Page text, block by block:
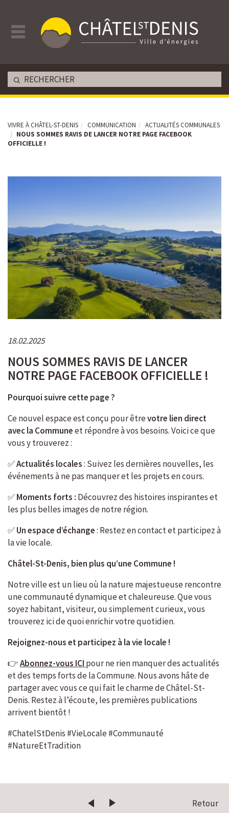
VIVRE À CHÂTEL-ST-DENIS COMMUNICATION
ACTUALITÉS COMMUNALES
NOUS SOMMES RAVIS DE LANCER NOTRE PAGE FACEBOOK
OFFICIELLE !
18.02.2025
NOUS SOMMES RAVIS DE LANCER
NOTRE PAGE FACEBOOK OFFICIELLE !
Pourquoi suivre cette page ?
Ce nouvel espace est conçu pour êtrevotre lien direct
avec la Communeet répondre à vos besoins. Voici ce que
vous y trouverez :
✅Actualités locales: Suivez les dernières nouvelles, les
événements à ne pas manquer et les projets en cours.
✅Moments forts : Découvrez des histoires inspirantes et
les plus belles images de notre région.
✅Un espace d’échange: Restez en contact et participez à
la vie locale.
Châtel-St-Denis, bien plus qu’une Commune !
Notre ville est un lieu où la nature majestueuse rencontre
une communauté dynamique et chaleureuse. Que vous
soyez habitant, visiteur, ou simplement curieux, vous
trouverez ici de quoi enrichir votre quotidien.
Rejoignez-nous et participez à la vie locale !
👉Abonnez-vous ICI pour ne rien manquer des actualités
et des temps forts de la Commune. Nous avons hâte de
partager avec vous ce qui fait le charme de Châtel-St-
Denis. Restez à l’écoute, les premières publications
arrivent bientôt !
#ChatelStDenis #VieLocale #Communauté
#NatureEtTradition
Retour